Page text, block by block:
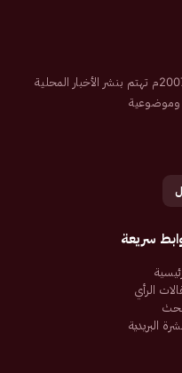
صحيفة إلكترونية سعودية تم تأسيسها عام 2007م تهتم بنشر الأخبار المحلية
وموضوعية
سريعة
الرأي
البريدية